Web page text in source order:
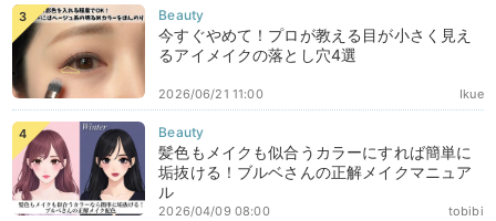
今すぐやめて！プロが教える目が小さく見え
るアイメイクの落とし穴4選
Ikue
2026/06/21 11:00
髪色もメイクも似合うカラーにすれば簡単に
垢抜ける！ブルベさんの正解メイクマニュア
ル
tobibi
2026/04/09 08:00